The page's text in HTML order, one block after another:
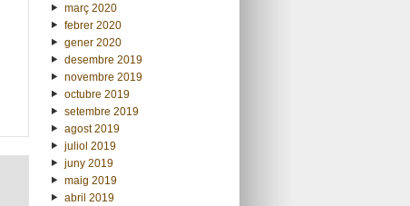
març 2020
febrer 2020
gener 2020
desembre 2019
novembre 2019
octubre 2019
setembre 2019
agost 2019
juliol 2019
juny 2019
maig 2019
abril 2019